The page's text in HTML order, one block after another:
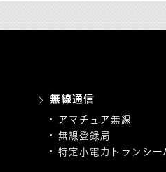
無線通信
アマチュア無線
無線登録局
特定小電力トランシー